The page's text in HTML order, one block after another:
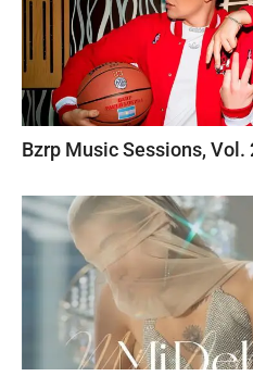
Bzrp Music Sessions, Vol.